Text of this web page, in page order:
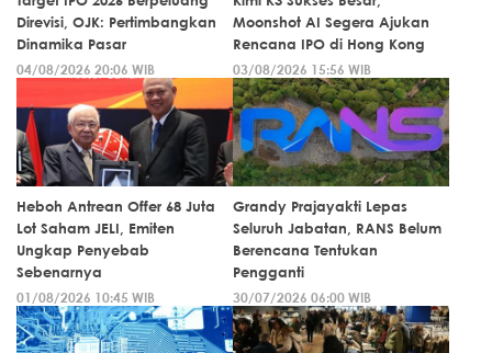
Direvisi, OJK: Pertimbangkan
Dinamika Pasar
04/08/2026 20:06 WIB
Moonshot AI Segera Ajukan
Rencana IPO di Hong Kong
03/08/2026 15:56 WIB
Heboh Antrean Offer 68 Juta
Lot Saham JELI, Emiten
Ungkap Penyebab
Sebenarnya
01/08/2026 10:45 WIB
Grandy Prajayakti Lepas
Seluruh Jabatan, RANS Belum
Berencana Tentukan
Pengganti
30/07/2026 06:00 WIB